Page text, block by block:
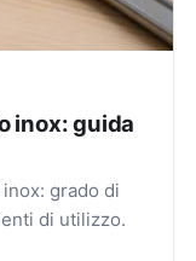
inox: guida
grado di
di utilizzo.